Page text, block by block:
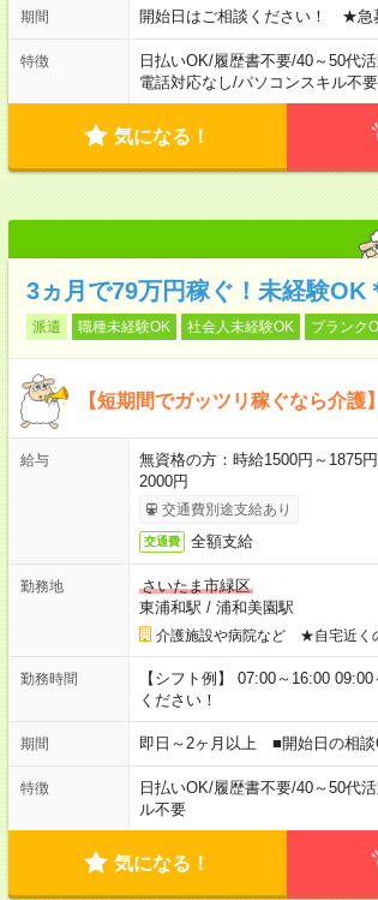
期間 開始日はご相談ください！ ★急
特徴 日払いOK/履歴書不要/40～50代
電話対応なし/パソコンスキル不要
気になる！
3ヵ月で79万円稼ぐ！未経験OK
派遣 職種未経験OK 社会人未経験OK ブランク
【短期間でガッツリ稼ぐなら介
給与
無資格の方：時給1500円～1875
2000円
交通費別途支給あり
交通費 全額支給
勤務地
さいたま市緑区
東浦和駅 / 浦和美園駅
介護施設や病院など ★自宅近く
勤務時間
【シフト例】 07:00～16:00
ください！
期間 即日～2ヶ月以上 ■開始日の相談
特徴 日払いOK/履歴書不要/40～50代
ル不要
気になる！